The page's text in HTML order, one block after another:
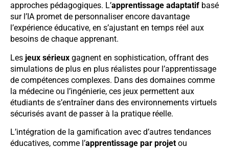
approches pédagogiques. L’apprentissage adaptatif basé
sur l’IA promet de personnaliser encore davantage
l’expérience éducative, en s’ajustant en temps réel aux
besoins de chaque apprenant.
Les jeux sérieux gagnent en sophistication, offrant des
simulations de plus en plus réalistes pour l’apprentissage
de compétences complexes. Dans des domaines comme
la médecine ou l’ingénierie, ces jeux permettent aux
étudiants de s’entraîner dans des environnements virtuels
sécurisés avant de passer à la pratique réelle.
L’intégration de la gamification avec d’autres tendances
éducatives, comme l’apprentissage par projet ou